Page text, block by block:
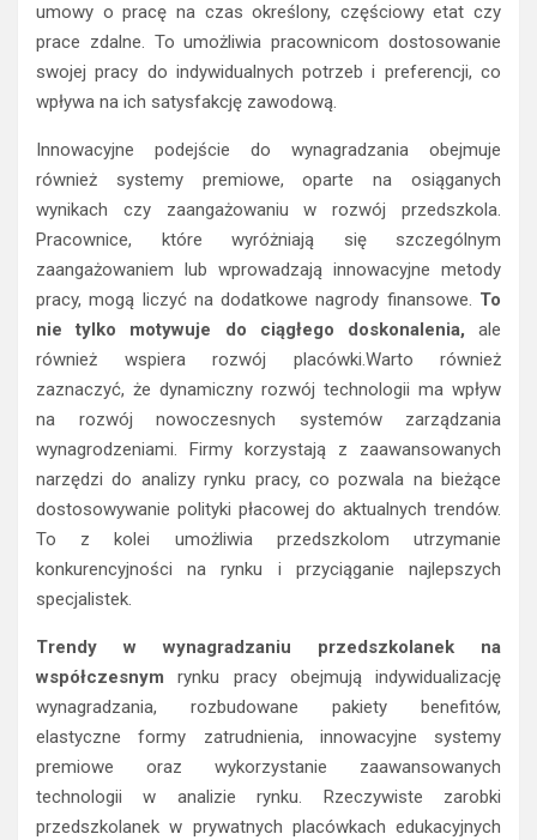
umowy o pracę na czas określony, częściowy etat czy
prace zdalne. To umożliwia pracownicom dostosowanie
swojej pracy do indywidualnych potrzeb i preferencji, co
wpływa na ich satysfakcję zawodową.
Innowacyjne podejście do wynagradzania obejmuje
również systemy premiowe, oparte na osiąganych
wynikach czy zaangażowaniu w rozwój przedszkola.
Pracownice, które wyróżniają się szczególnym
zaangażowaniem lub wprowadzają innowacyjne metody
pracy, mogą liczyć na dodatkowe nagrody finansowe. To
nie tylko motywuje do ciągłego doskonalenia, ale
również wspiera rozwój placówki.Warto również
zaznaczyć, że dynamiczny rozwój technologii ma wpływ
na rozwój nowoczesnych systemów zarządzania
wynagrodzeniami. Firmy korzystają z zaawansowanych
narzędzi do analizy rynku pracy, co pozwala na bieżące
dostosowywanie polityki płacowej do aktualnych trendów.
To z kolei umożliwia przedszkolom utrzymanie
konkurencyjności na rynku i przyciąganie najlepszych
specjalistek.
Trendy w wynagradzaniu przedszkolanek na
współczesnym rynku pracy obejmują indywidualizację
wynagradzania, rozbudowane pakiety benefitów,
elastyczne formy zatrudnienia, innowacyjne systemy
premiowe oraz wykorzystanie zaawansowanych
technologii w analizie rynku. Rzeczywiste zarobki
przedszkolanek w prywatnych placówkach edukacyjnych